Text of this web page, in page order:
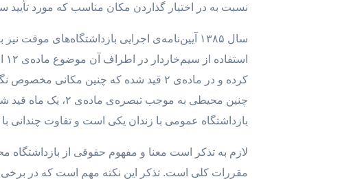
نسبت به در اختیار گذاردن مکان مناسب که مورد تأیید
سال ۱۳۸۵ آیین‌نامه‌ی اجرایی بازداشتگاه‌های
کرده و در ماده‌ی ۲ قید شده که چنین
چنین محیطی به
بازداشتگاه عمومی با زندان یکی است و تفاوت چندانی
لازم به تذکر است معنا و مفهوم حقوقی از
مقررات کلی است. تذکر این نکته مهم است که در برخی